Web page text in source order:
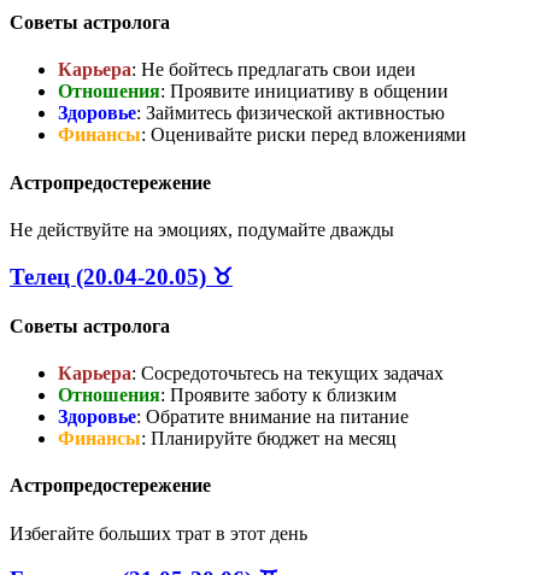
Советы астролога
Карьера: Не бойтесь предлагать свои идеи
Отношения: Проявите инициативу в общении
Здоровье: Займитесь физической активностью
Финансы: Оценивайте риски перед вложениями
Астропредостережение
Не действуйте на эмоциях, подумайте дважды
Телец (20.04-20.05) ♉
Советы астролога
Карьера: Сосредоточьтесь на текущих задачах
Отношения: Проявите заботу к близким
Здоровье: Обратите внимание на питание
Финансы: Планируйте бюджет на месяц
Астропредостережение
Избегайте больших трат в этот день